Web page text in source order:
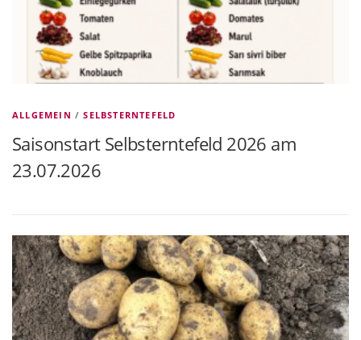
ALLGEMEIN /SELBSTERNTEFELD
Saisonstart Selbsterntefeld 2026 am
23.07.2026